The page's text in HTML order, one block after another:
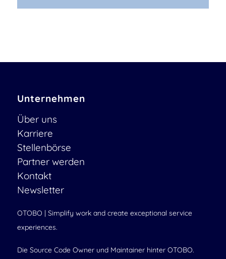
Unternehmen
Über uns
Karriere
Stellenbörse
Partner werden
Kontakt
Newsletter
OTOBO | Simplify work and create exceptional service
experiences.
Die Source Code Owner und Maintainer hinter OTOBO.